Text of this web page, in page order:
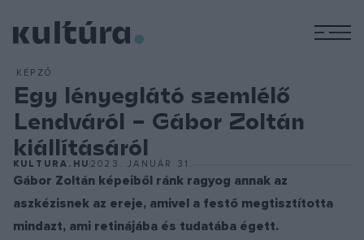
KÉPZŐ
Egy lényeglátó szemlélő
Lendváról – Gábor Zoltán
kiállításáról
KULTURA.HU 2023. JANUÁR 31.
Gábor Zoltán képeiből ránk ragyog annak az
aszkézisnek az ereje, amivel a festő megtisztította
mindazt, ami retinájába és tudatába égett.